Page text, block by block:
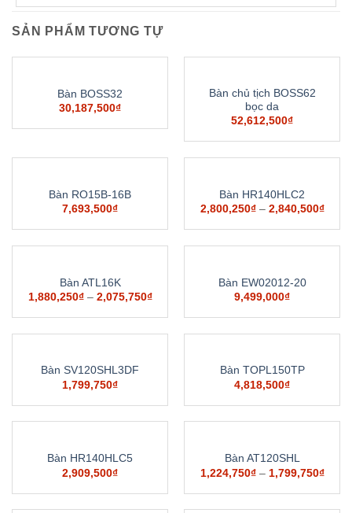
SẢN PHẨM TƯƠNG TỰ
Bàn BOSS32
30,187,500₫
Bàn chủ tịch BOSS62
bọc da
52,612,500₫
Bàn RO15B-16B
7,693,500₫
Bàn HR140HLC2
2,800,250₫– 2,840,500₫
Bàn ATL16K
1,880,250₫– 2,075,750₫
Bàn EW02012-20
9,499,000₫
Bàn SV120SHL3DF
1,799,750₫
Bàn TOPL150TP
4,818,500₫
Bàn HR140HLC5
2,909,500₫
Bàn AT120SHL
1,224,750₫– 1,799,750₫